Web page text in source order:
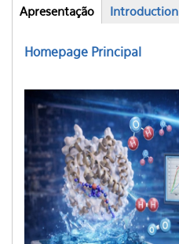
Abas
Apresentação (aba
ativa)
Introduction
Homepage Principal